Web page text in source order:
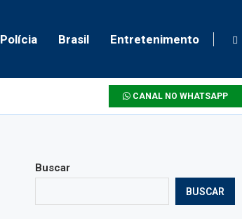
Polícia Brasil Entretenimento
CANAL NO WHATSAPP
Buscar
BUSCAR